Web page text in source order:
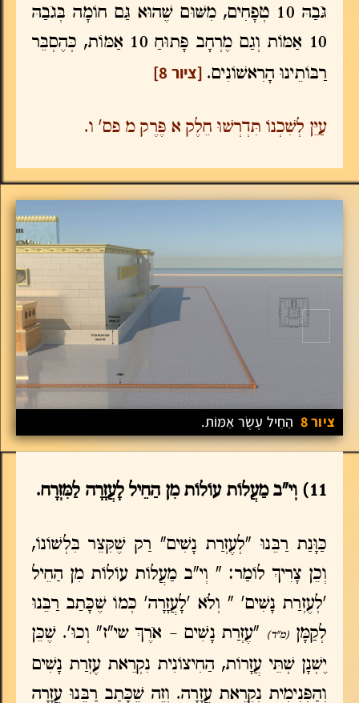
גֹּבַהּ 10 טְפָחִים, מִשּׁוּם שֶׁהוּא גַּם חוֹמָה בְּגֹבַהּ
10 אַמּוֹת וְגַם מֶרְחָב פָּתוּחַ 10 אַמּוֹת, כְּהֶסְבֵּר
רַבּוֹתֵינוּ הָרִאשׁוֹנִים. [ציור 8]
עַיֵּן לְשִׁכְנוֹ תִּדְרְשׁוּ חֵלֶק א פֶּרֶק מ פס' ו.
ציור 8 הַחֵיל עֶשֶׂר אַמּוֹת.
11) וְי"ב מַעֲלוֹת עוֹלוֹת מִן הַחֵיל לָעֲזָרָה לַמִּזְרָח.
כַּוָּנַת רַבֵּנוּ "לְעֶזְרַת נָשִׁים" רַק שֶׁקִּצֵּר בִּלְשׁוֹנוֹ,
וְכֵן צָרִיךְ לוֹמַר: " וְי"ב מַעֲלוֹת עוֹלוֹת מִן הַחֵיל
'לְעֶזְרַת נָשִׁים' " וְלֹא 'לָעֲזָרָה' כְּמוֹ שֶׁכָּתַב רַבֵּנוּ
לְקַמָּן (מ"ד)
"עֶזְרַת נָשִׁים – אֹרֶךְ שי"ז" וְכוּ'. שֶׁכֵּן
יֶשְׁנָן שְׁתֵּי עֲזָרוֹת, הַחִיצוֹנִית נִקְרֵאת עֶזְרַת נָשִׁים
וְהַפְּנִימִית נִקְרֵאת עֲזָרָה. וְזֶה שֶׁכָּתַב רַבֵּנוּ עֲזָרָה